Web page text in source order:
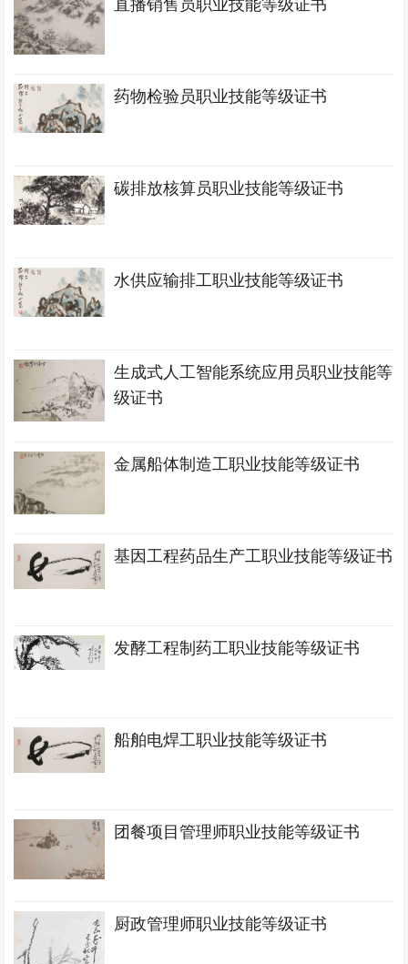
直播销售员职业技能等级证书
药物检验员职业技能等级证书
碳排放核算员职业技能等级证书
水供应输排工职业技能等级证书
生成式人工智能系统应用员职业技能等
级证书
金属船体制造工职业技能等级证书
基因工程药品生产工职业技能等级证书
发酵工程制药工职业技能等级证书
船舶电焊工职业技能等级证书
团餐项目管理师职业技能等级证书
厨政管理师职业技能等级证书